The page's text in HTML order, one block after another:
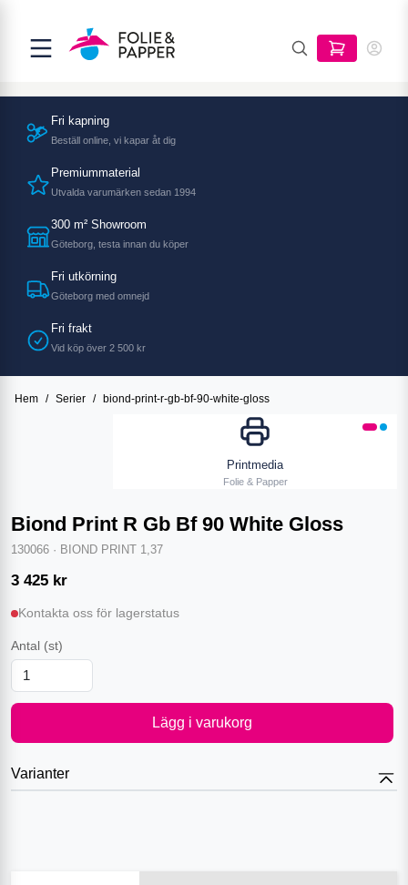
Fri kapning
Beställ online, vi kapar åt dig
Premiummaterial
Utvalda varumärken sedan 1994
300 m² Showroom
Göteborg, testa innan du köper
Fri utkörning
Göteborg med omnejd
Fri frakt
Vid köp över 2 500 kr
Hem / Serier / biond-print-r-gb-bf-90-white-gloss
Printmedia
Folie & Papper
Biond Print R Gb Bf 90 White Gloss
130066 · BIOND PRINT 1,37
3 425 kr
Kontakta oss för lagerstatus
Antal (st)
Lägg i varukorg
Varianter